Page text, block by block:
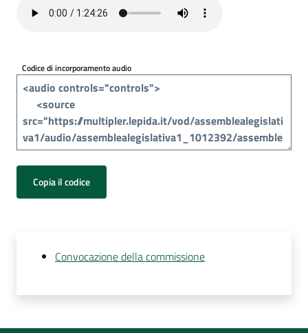
Per
cittadini
Codice di incorporamento audio
Copia il codice
Convocazione della commissione